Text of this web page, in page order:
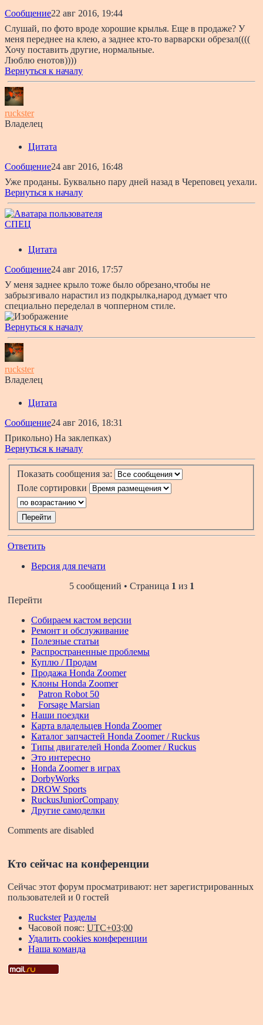
Сообщение22 авг 2016, 19:44
Слушай, по фото вроде хорошие крылья. Еще в продаже? У
меня переднее на клею, а заднее кто-то варварски обрезал((((
Хочу поставить другие, нормальные.
Люблю енотов))))
Вернуться к началу
ruckster
Владелец
Цитата
Сообщение24 авг 2016, 16:48
Уже проданы. Буквально пару дней назад в Череповец уехали.
Вернуться к началу
СПЕЦ
Цитата
Сообщение24 авг 2016, 17:57
У меня заднее крыло тоже было обрезано,чтобы не
забрызгивало нарастил из подкрылка,народ думает что
специально переделал в чопперном стиле.
Вернуться к началу
ruckster
Владелец
Цитата
Сообщение24 авг 2016, 18:31
Прикольно) На заклепках)
Вернуться к началу
Показать сообщения за:
Поле сортировки
Ответить
Версия для печати
5 сообщений • Страница 1 из 1
Перейти
Собираем кастом версии
Ремонт и обслуживание
Полезные статьи
Распространенные проблемы
Куплю / Продам
Продажа Honda Zoomer
Клоны Honda Zoomer
Patron Robot 50
Forsage Marsian
Наши поездки
Карта владельцев Honda Zoomer
Каталог запчастей Honda Zoomer / Ruckus
Типы двигателей Honda Zoomer / Ruckus
Это интересно
Honda Zoomer в играх
DorbyWorks
DROW Sports
RuckusJuniorCompany
Другие самоделки
Comments are disabled
Кто сейчас на конференции
Сейчас этот форум просматривают: нет зарегистрированных
пользователей и 0 гостей
Ruckster Разделы
Часовой пояс: UTC+03:00
Удалить cookies конференции
Наша команда